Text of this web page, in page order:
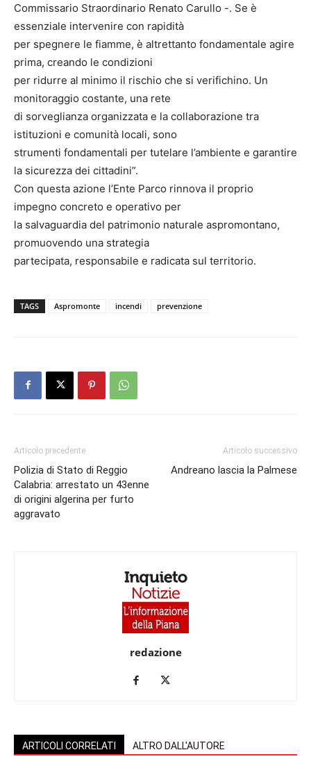
Commissario Straordinario Renato Carullo -. Se è
essenziale intervenire con rapidità
per spegnere le fiamme, è altrettanto fondamentale agire
prima, creando le condizioni
per ridurre al minimo il rischio che si verifichino. Un
monitoraggio costante, una rete
di sorveglianza organizzata e la collaborazione tra
istituzioni e comunità locali, sono
strumenti fondamentali per tutelare l’ambiente e garantire
la sicurezza dei cittadini”.
Con questa azione l’Ente Parco rinnova il proprio
impegno concreto e operativo per
la salvaguardia del patrimonio naturale aspromontano,
promuovendo una strategia
partecipata, responsabile e radicata sul territorio.
TAGS Aspromonte incendi prevenzione
Articolo precedente
Polizia di Stato di Reggio
Calabria: arrestato un 43enne
di origini algerina per furto
aggravato
Articolo successivo
Andreano lascia la Palmese
redazione
ARTICOLI CORRELATI ALTRO DALL'AUTORE